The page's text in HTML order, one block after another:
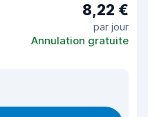
8,22 €
par jour
Annulation gratuite